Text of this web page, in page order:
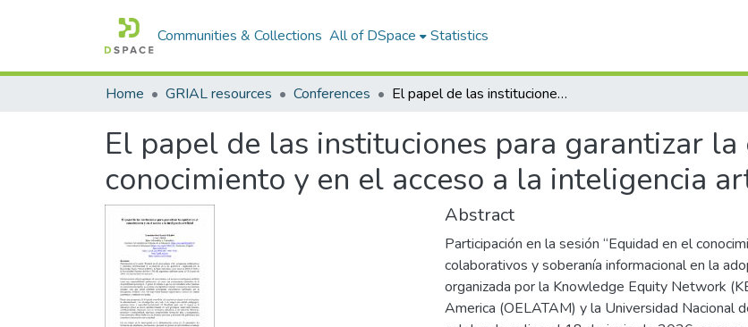
Communities & Collections All of DSpace Statistics
Home GRIAL resources Conferences El papel de las instituciones para garantizar la equidad en el conocimiento y en el acceso a la inteligencia artificial
El papel de las instituciones para garantizar
conocimiento y en el acceso a la inteligencia
Abstract
Participación en la sesión “Equidad en el
colaborativos y soberanía informacional en la
organizada por la Knowledge Equity Network
America (OELATAM) y la Universidad Nacional